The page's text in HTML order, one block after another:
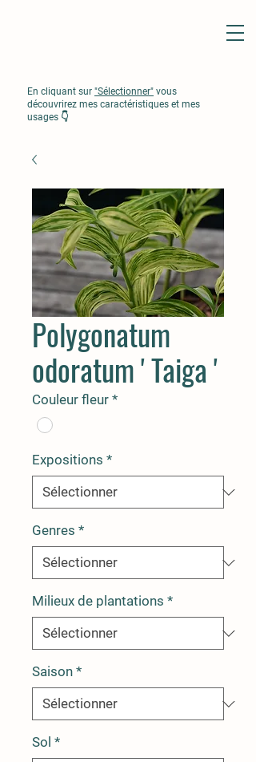
En cliquant sur "Sélectionner" vous
découvrirez mes caractéristiques et mes
usages 👇
Polygonatum
odoratum ' Taiga '
Couleur fleur *
Expositions *
Genres *
Milieux de plantations *
Saison *
Sol *